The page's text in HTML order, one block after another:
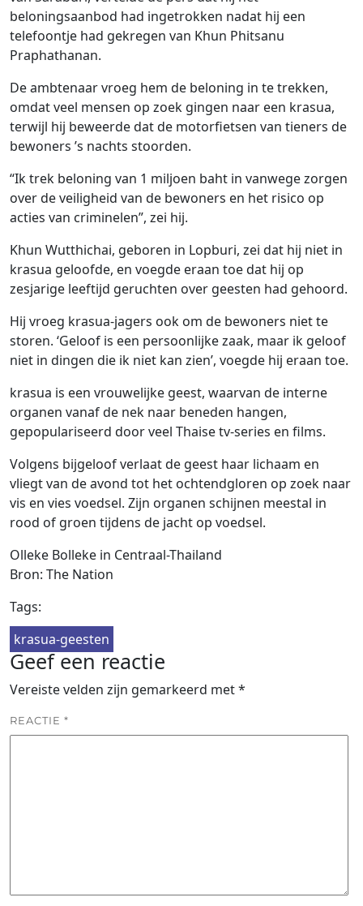
beloningsaanbod had ingetrokken nadat hij een
telefoontje had gekregen van Khun Phitsanu
Praphathanan.
De ambtenaar vroeg hem de beloning in te trekken,
omdat veel mensen op zoek gingen naar een krasua,
terwijl hij beweerde dat de motorfietsen van tieners de
bewoners ’s nachts stoorden.
“Ik trek beloning van 1 miljoen baht in vanwege zorgen
over de veiligheid van de bewoners en het risico op
acties van criminelen”, zei hij.
Khun Wutthichai, geboren in Lopburi, zei dat hij niet in
krasua geloofde, en voegde eraan toe dat hij op
zesjarige leeftijd geruchten over geesten had gehoord.
Hij vroeg krasua-jagers ook om de bewoners niet te
storen. ‘Geloof is een persoonlijke zaak, maar ik geloof
niet in dingen die ik niet kan zien’, voegde hij eraan toe.
krasua is een vrouwelijke geest, waarvan de interne
organen vanaf de nek naar beneden hangen,
gepopulariseerd door veel Thaise tv-series en films.
Volgens bijgeloof verlaat de geest haar lichaam en
vliegt van de avond tot het ochtendgloren op zoek naar
vis en vies voedsel. Zijn organen schijnen meestal in
rood of groen tijdens de jacht op voedsel.
Olleke Bolleke in Centraal-Thailand
Bron: The Nation
Tags:
krasua-geesten
Geef een reactie
Vereiste velden zijn gemarkeerd met*
REACTIE *